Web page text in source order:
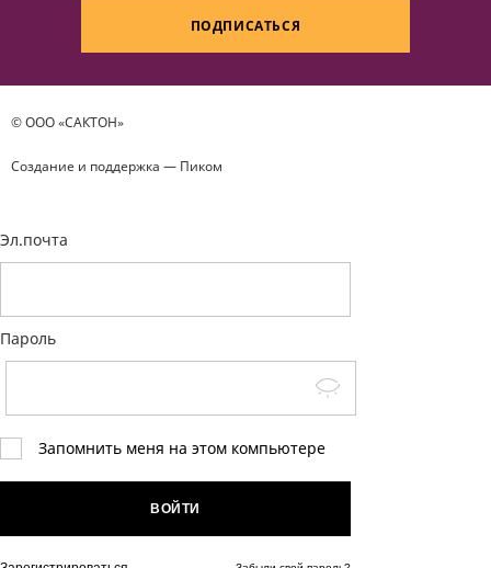
ПОДПИСАТЬСЯ
© ООО «САКТОН»
Создание и поддержка — Пиком
Эл.почта
Пароль
Запомнить меня на этом компьютере
ВОЙТИ